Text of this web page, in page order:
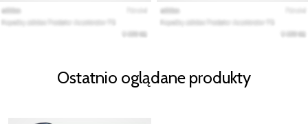
Ostatnio oglądane produkty